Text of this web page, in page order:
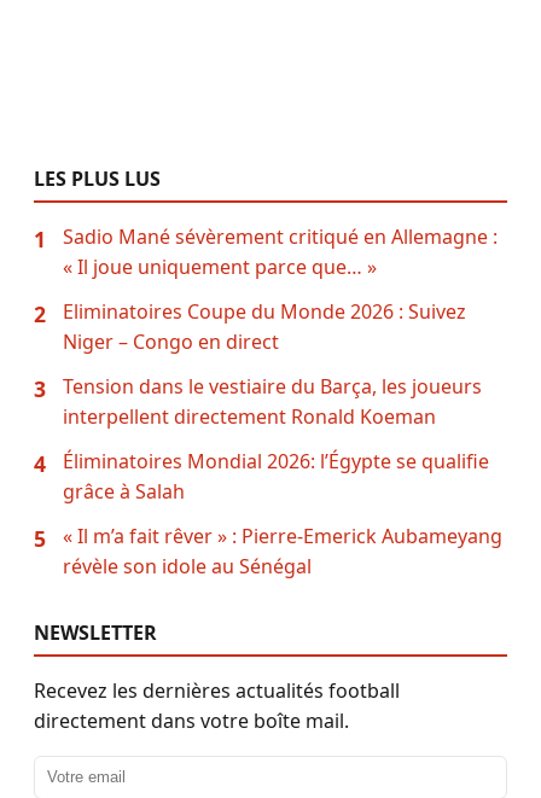
LES PLUS LUS
1
Sadio Mané sévèrement critiqué en Allemagne :
« Il joue uniquement parce que… »
2
Eliminatoires Coupe du Monde 2026 : Suivez
Niger – Congo en direct
3
Tension dans le vestiaire du Barça, les joueurs
interpellent directement Ronald Koeman
4
Éliminatoires Mondial 2026: l’Égypte se qualifie
grâce à Salah
5
« Il m’a fait rêver » : Pierre-Emerick Aubameyang
révèle son idole au Sénégal
NEWSLETTER
Recevez les dernières actualités football
directement dans votre boîte mail.
Adresse email